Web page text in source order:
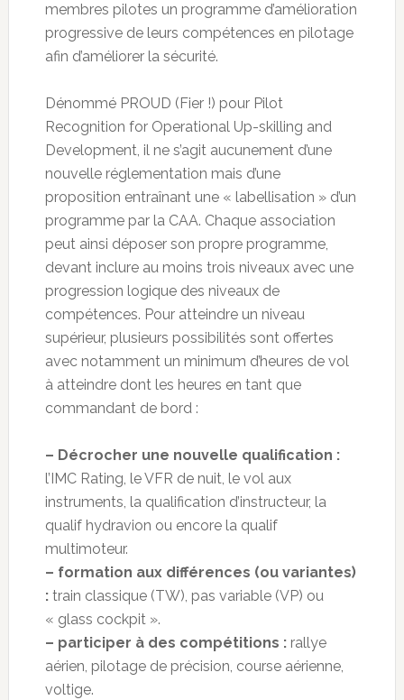
membres pilotes un programme d’amélioration
progressive de leurs compétences en pilotage
afin d’améliorer la sécurité.
Dénommé PROUD (Fier !) pour Pilot
Recognition for Operational Up-skilling and
Development, il ne s’agit aucunement d’une
nouvelle réglementation mais d’une
proposition entraînant une « labellisation » d’un
programme par la CAA. Chaque association
peut ainsi déposer son propre programme,
devant inclure au moins trois niveaux avec une
progression logique des niveaux de
compétences. Pour atteindre un niveau
supérieur, plusieurs possibilités sont offertes
avec notamment un minimum d’heures de vol
à atteindre dont les heures en tant que
commandant de bord :
– Décrocher une nouvelle qualification :
l’IMC Rating, le VFR de nuit, le vol aux
instruments, la qualification d’instructeur, la
qualif hydravion ou encore la qualif
multimoteur.
– formation aux différences (ou variantes)
:train classique (TW), pas variable (VP) ou
« glass cockpit ».
– participer à des compétitions :rallye
aérien, pilotage de précision, course aérienne,
voltige.